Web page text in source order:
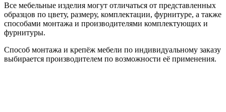
Все мебельные изделия могут отличаться от представленных
образцов по цвету, размеру, комплектации, фурнитуре, а также
способами монтажа и производителями комплектующих и
фурнитуры.
Способ монтажа и крепёж мебели по индивидуальному заказу
выбирается производителем по возможности её применения.